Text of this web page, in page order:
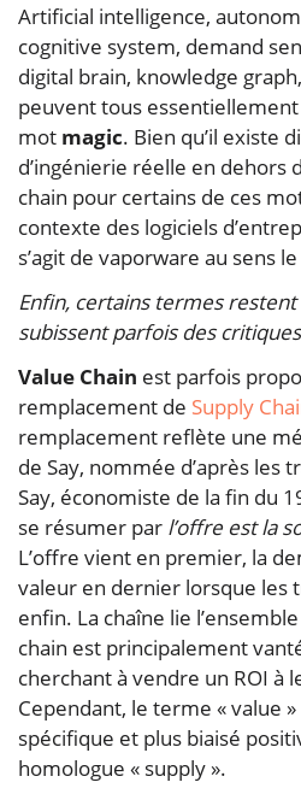
Artificial intelligence,
cognitive system, demand
digital brain, knowledge
peuvent tous
mot magic. Bien qu’il existe
d’ingénierie réelle en dehors
chain pour certains de ces
contexte des logiciels
s’agit de vaporware au sens
Enfin, certains termes restent
subissent parfois des
Value Chain est parfois
remplacement de Supply
remplacement reflète une
de Say, nommée d’après les
Say, économiste de la fin du
se résumer par l’offre est la
L’offre vient en premier, la
valeur en dernier lorsque les
enfin. La chaîne lie
chain est principalement
cherchant à vendre un ROI à
Cependant, le terme « value
spécifique et plus biaisé
homologue « supply ».